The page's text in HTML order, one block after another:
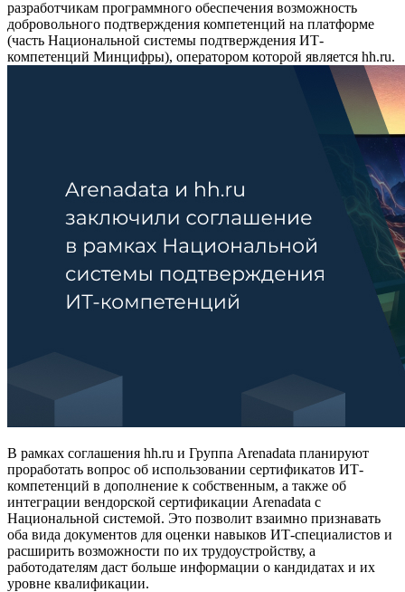
разработчикам программного обеспечения возможность
добровольного подтверждения компетенций на платформе
(часть Национальной системы подтверждения ИТ-
компетенций Минцифры), оператором которой является hh.ru.
В рамках соглашения hh.ru и Группа Arenadata планируют
проработать вопрос об использовании сертификатов ИТ-
компетенций в дополнение к собственным, а также об
интеграции вендорской сертификации Arenadata с
Национальной системой. Это позволит взаимно признавать
оба вида документов для оценки навыков ИТ-специалистов и
расширить возможности по их трудоустройству, а
работодателям даст больше информации о кандидатах и их
уровне квалификации.